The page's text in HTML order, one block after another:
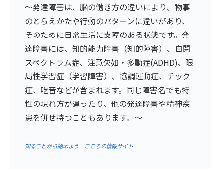
～発達障害は、脳の働き方の違いにより、物事
のとらえかたや行動のパターンに違いがあり、
そのために日常生活に支障のある状態です。発
達障害には、知的能力障害（知的障害）、自閉
スペクトラム症、注意欠如・多動症(ADHD)、限
局性学習症（学習障害）、協調運動症、チック
症、吃音などが含まれます。同じ障害名でも特
性の現れ方が違ったり、他の発達障害や精神疾
患を併せ持つこともあります。～
知ることから始めよう こころの情報サイト